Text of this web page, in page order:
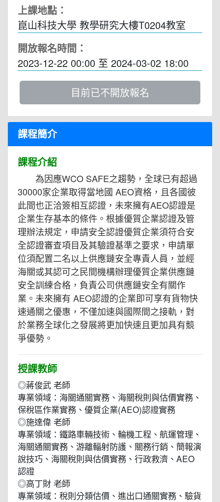
上課地點：
崑山科技大學 教學研究大樓T0204教室
開放報名時間：
2023-12-22 00:00 至 2024-03-02 18:00
目前已不開放報名
課程簡介
課程介紹
為因應WCO SAFE之趨勢，全球已有超過
30000家企業取得當地國 AEO資格，且各國彼
此間也正洽簽相互認證，未來擁有AEO認證是
企業生存基本的條件。根據優質企業認證及管
理辦法規定，申請安全認證優質企業須符合安
全認證審查項目及其驗證基準之要求，申請單
位須配置二名以上供應鏈安全專責人員，並經
海關或其認可之民間機構辦理優質企業供應鏈
安全訓練合格，負責公司供應鏈安全有關作
業。未來擁有 AEO認證的企業即可享有貨物快
速通關之優惠，不僅加速與國際間之接軌，對
於業務全球化之發展將更加快速且更加具有競
爭優勢。
授課教師
◎蔣俊武 老師
專業領域：海關通關實務、海關稅則與估價實務、
保稅區作業實務、優質企業(AEO)認證實務
◎施達偉 老師
專業領域：鐵路車輛技術、輪機工程、航運管理、
海關通關實務、游離輻射防護、關務行銷、簡報演
說技巧、海關稅則與估價實務、行政救濟、AEO
認證
◎高丁財 老師
專業領域：稅則分類估價、進出口通關實務、驗貨